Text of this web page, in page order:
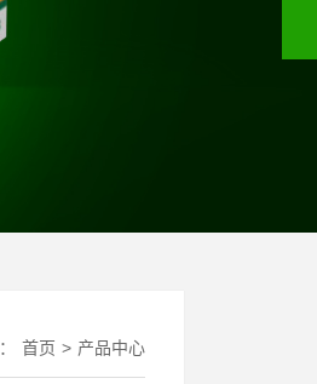
首页 > 产品中心